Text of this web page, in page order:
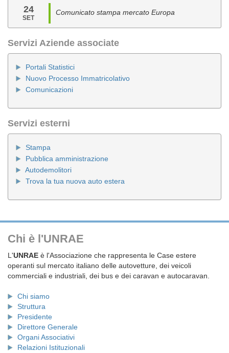
24
SET
Comunicato stampa mercato Europa
Servizi Aziende associate
Portali Statistici
Nuovo Processo Immatricolativo
Comunicazioni
Servizi esterni
Stampa
Pubblica amministrazione
Autodemolitori
Trova la tua nuova auto estera
Chi è l'UNRAE
L'UNRAE è l'Associazione che rappresenta le Case estere
operanti sul mercato italiano delle autovetture, dei veicoli
commerciali e industriali, dei bus e dei caravan e autocaravan.
Chi siamo
Struttura
Presidente
Direttore Generale
Organi Associativi
Relazioni Istituzionali